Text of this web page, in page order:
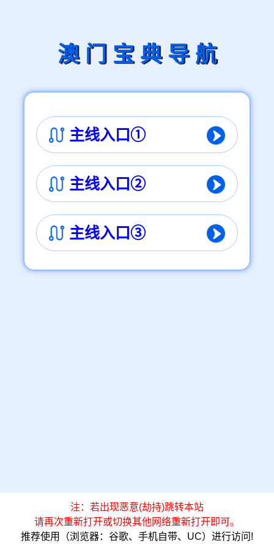
澳 门 宝 典 导 航
主线入口①
主线入口②
主线入口③
注：若出现恶意(劫持)跳转本站
请再次重新打开或切换其他网络重新打开即可。
推荐使用（浏览器：谷歌、手机自带、UC）进行访问!